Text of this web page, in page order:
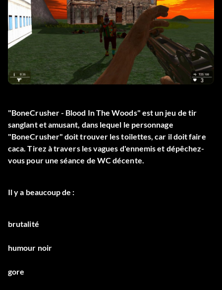
"BoneCrusher - Blood In The Woods" est un jeu de tir
sanglant et amusant, dans lequel le personnage
"BoneCrusher" doit trouver les toilettes, car il doit faire
caca. Tirez à travers les vagues d'ennemis et dépêchez-
vous pour une séance de WC décente.
Il y a beaucoup de :
brutalité
humour noir
gore